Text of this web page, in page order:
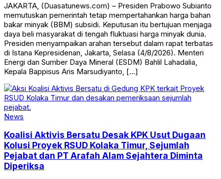
JAKARTA, (Duasatunews.com) – Presiden Prabowo Subianto
memutuskan pemerintah tetap mempertahankan harga bahan
bakar minyak (BBM) subsidi. Keputusan itu bertujuan menjaga
daya beli masyarakat di tengah fluktuasi harga minyak dunia.
Presiden menyampaikan arahan tersebut dalam rapat terbatas
di Istana Kepresidenan, Jakarta, Selasa (4/8/2026). Menteri
Energi dan Sumber Daya Mineral (ESDM) Bahlil Lahadalia,
Kepala Bappisus Aris Marsudiyanto, […]
News
Koalisi Aktivis Bersatu Desak KPK Usut Dugaan
Kolusi Proyek RSUD Kolaka Timur, Sejumlah
Pejabat dan PT Arafah Alam Sejahtera Diminta
Diperiksa